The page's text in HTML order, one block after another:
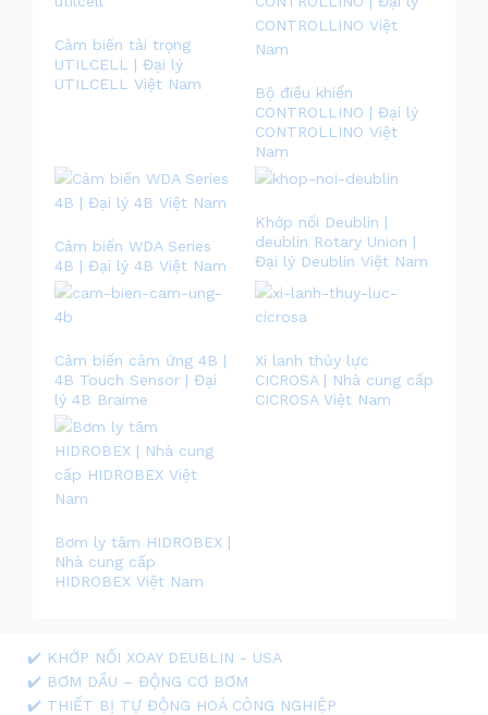
Cảm biến tải trọng
UTILCELL | Đại lý
UTILCELL Việt Nam
Bộ điều khiển
CONTROLLINO | Đại lý
CONTROLLINO Việt
Nam
Cảm biến WDA Series
4B | Đại lý 4B Việt Nam
Khớp nối Deublin |
deublin Rotary Union |
Đại lý Deublin Việt Nam
Cảm biến cảm ứng 4B |
4B Touch Sensor | Đại
lý 4B Braime
Xi lanh thủy lực
CICROSA | Nhà cung cấp
CICROSA Việt Nam
Bơm ly tâm HIDROBEX |
Nhà cung cấp
HIDROBEX Việt Nam
✔️ KHỚP NỐI XOAY DEUBLIN - USA
✔️ BƠM DẦU – ĐỘNG CƠ BƠM
✔️ THIẾT BỊ TỰ ĐỘNG HOÁ CÔNG NGHIỆP